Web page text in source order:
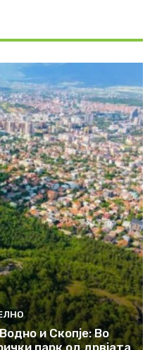
и Скопје: Во
парк од дрвјата